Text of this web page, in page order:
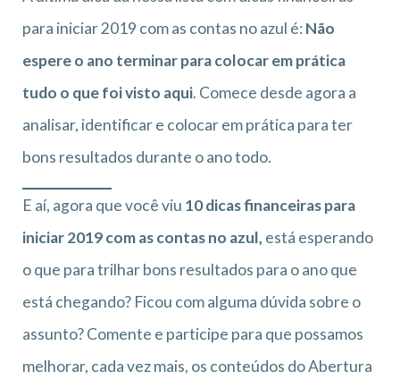
para iniciar 2019 com as contas no azul é:Não
espere o ano terminar para colocar em prática
tudo o que foi visto aqui. Comece desde agora a
analisar, identificar e colocar em prática para ter
bons resultados durante o ano todo.
E aí, agora que você viu 10 dicas financeiras para
iniciar 2019 com as contas no azul, está esperando
o que para trilhar bons resultados para o ano que
está chegando? Ficou com alguma dúvida sobre o
assunto? Comente e participe para que possamos
melhorar, cada vez mais, os conteúdos do Abertura